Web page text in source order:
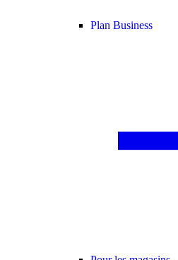
Plan Business